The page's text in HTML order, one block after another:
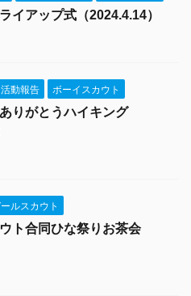
イアップ式（2024.4.14）
活動報告
ボーイスカウト
りがとうハイキング
ルスカウト
ト合同ひな祭りお茶会